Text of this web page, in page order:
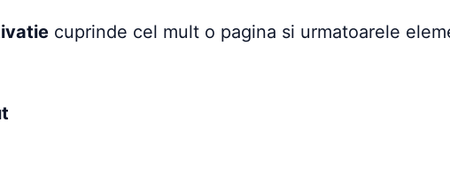
cuprinde cel mult o pagina si urmatoarele